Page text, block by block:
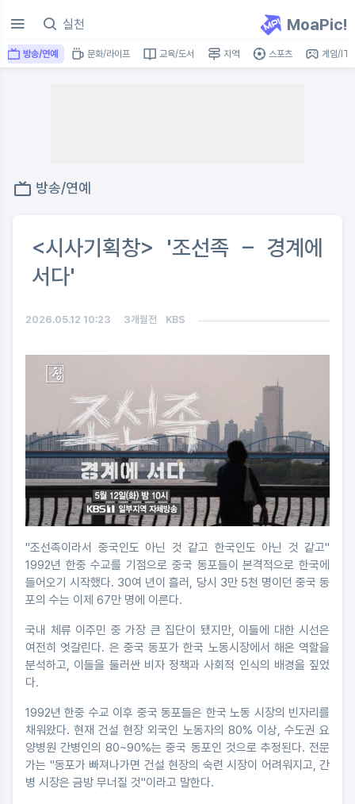
MoaPic!
방송/연예 문화/라이프 교육/도서 지역 스포츠 게임/IT
방송/연예
<시사기획창> '조선족 – 경계에
서다'
2026.05.12 10:23 3개월전 KBS
"조선족이라서 중국인도 아닌 것 같고 한국인도 아닌 것 같고"
1992년 한중 수교를 기점으로 중국 동포들이 본격적으로 한국에
들어오기 시작했다. 30여 년이 흘러, 당시 3만 5천 명이던 중국 동
포의 수는 이제 67만 명에 이른다.
국내 체류 이주민 중 가장 큰 집단이 됐지만, 이들에 대한 시선은
여전히 엇갈린다. 은 중국 동포가 한국 노동시장에서 해온 역할을
분석하고, 이들을 둘러싼 비자 정책과 사회적 인식의 배경을 짚었
다.
1992년 한중 수교 이후 중국 동포들은 한국 노동 시장의 빈자리를
채워왔다. 현재 건설 현장 외국인 노동자의 80% 이상, 수도권 요
양병원 간병인의 80~90%는 중국 동포인 것으로 추정된다. 전문
가는 "동포가 빠져나가면 건설 현장의 숙련 시장이 어려워지고, 간
병 시장은 금방 무너질 것"이라고 말한다.